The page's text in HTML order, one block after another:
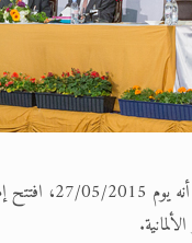
حِكم، وأهداف >>
يسر الجماعة